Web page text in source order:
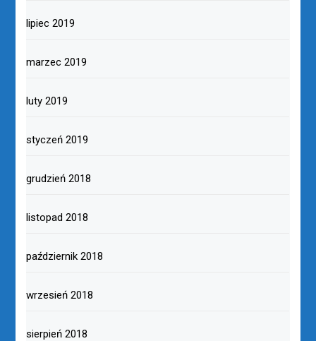
lipiec 2019
marzec 2019
luty 2019
styczeń 2019
grudzień 2018
listopad 2018
październik 2018
wrzesień 2018
sierpień 2018